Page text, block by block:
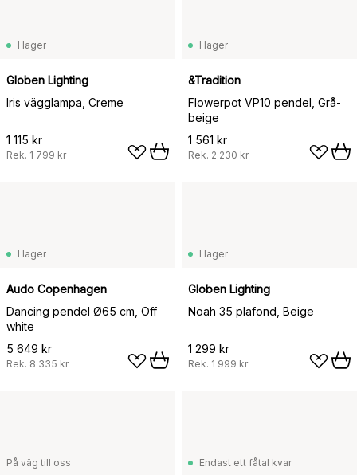
I lager
Globen Lighting
Iris vägglampa, Creme
1 115 kr
Rek. 1 799 kr
I lager
&Tradition
Flowerpot VP10 pendel, Grå-
beige
1 561 kr
Rek. 2 230 kr
I lager
Audo Copenhagen
Dancing pendel Ø65 cm, Off
white
5 649 kr
Rek. 8 335 kr
I lager
Globen Lighting
Noah 35 plafond, Beige
1 299 kr
Rek. 1 999 kr
På väg till oss Endast ett fåtal kvar